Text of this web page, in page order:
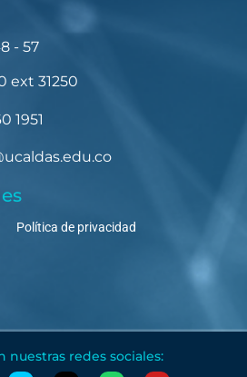
- 57
ext 31250
1951
Política de privacidad
nuestras redes sociales: